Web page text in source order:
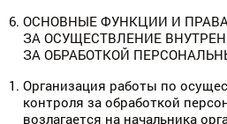
ОСНОВНЫЕ ФУНКЦИИ И
ЗА ОСУЩЕСТВЛЕНИЕ
ЗА ОБРАБОТКОЙ
Организация работы по
контроля за обработкой
возлагается на начальника